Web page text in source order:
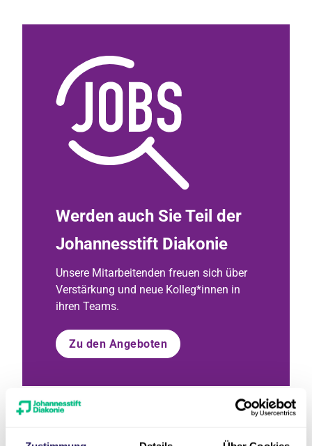
Werden auch Sie Teil der
Johannesstift Diakonie
Unsere Mitarbeitenden freuen sich über
Verstärkung und neue Kolleg*innen in
ihren Teams.
Zu den Angeboten